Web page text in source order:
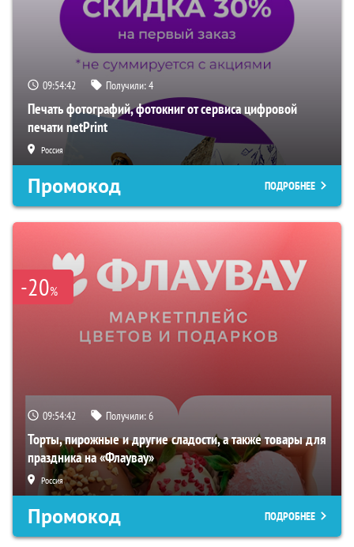
09:54:40 Получили:4
Печать фотографий, фотокниг от сервиса цифровой
печати netPrint
Россия
Промокод ПОДРОБНЕЕ
-20%
09:54:40 Получили:6
Торты, пирожные и другие сладости, а также товары для
праздника на «Флаувау»
Россия
Промокод ПОДРОБНЕЕ